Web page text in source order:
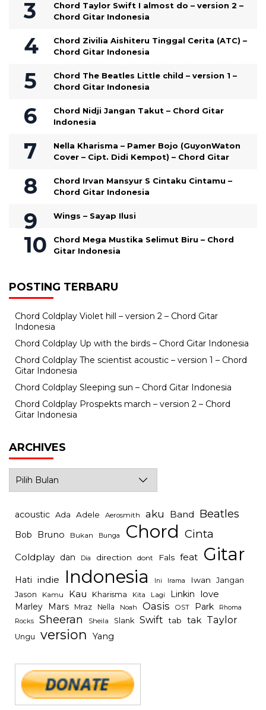
Chord Taylor Swift I almost do – version 2 –
Chord Gitar Indonesia
Chord Zivilia Aishiteru Tinggal Cerita (ATC) –
Chord Gitar Indonesia
Chord The Beatles Little child – version 1 –
Chord Gitar Indonesia
Chord Nidji Jangan Takut – Chord Gitar
Indonesia
Nella Kharisma – Pamer Bojo (GuyonWaton
Cover – Cipt. Didi Kempot) – Chord Gitar
Chord Irvan Mansyur S Cintaku Cintamu –
Chord Gitar Indonesia
Wings – Sayap Ilusi
Chord Mega Mustika Selimut Biru – Chord
Gitar Indonesia
POSTING TERBARU
Chord Coldplay Violet hill – version 2 – Chord Gitar
Indonesia
Chord Coldplay Up with the birds – Chord Gitar Indonesia
Chord Coldplay The scientist acoustic – version 1 – Chord
Gitar Indonesia
Chord Coldplay Sleeping sun – Chord Gitar Indonesia
Chord Coldplay Prospekts march – version 2 – Chord
Gitar Indonesia
ARCHIVES
acoustic Ada Adele Aerosmith aku Band Beatles
Bob Bruno Bukan Bunga Chord Cinta
Coldplay dan Dia direction dont Fals feat Gitar
Hati indie Indonesia Ini Irama Iwan Jangan
Jason Kamu Kau Kharisma Kita Lagi Linkin love
Marley Mars Mraz Nella Noah Oasis OST Park Rhoma
Rocks Sheeran Sheila Slank Swift tab tak Taylor
Ungu version Yang